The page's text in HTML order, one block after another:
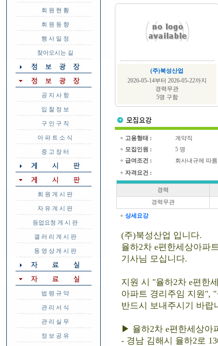
회 원 현 황
회 원 동 향
행 사 일 정
찾아오시는 길
공 지 사 항
입 찰 정 보
구 인 구 직
아 파 트 소 식
중 고 장 터
회 원 게 시 판
자 유 게 시 판
등업요청 게 시 판
갤 러 리 게 시 판
동 영 상 게 시 판
법 령 규 약
관 리 서 식
관 리 실 무
정 보 공 유
(주)북성산업
2026-05-14부터 2026-05-22까지
경력무관
5명 구함
고용형태 :
계약직
모집인원 :
5 명
급여조건 :
회사내규에 따름
자격요건 :
경력
경력무관
상세요강
(주)북성산업 입니다.
율하2차 e편한세상아파
기사님 모십니다.
지원 시 "율하2차 e편한
아파트 경리주임 지원",
반드시 보내주시기 바랍
▶ 율하2차 e편한세상아
- 경남 김해시 율하2로